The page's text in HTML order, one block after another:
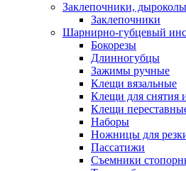
Заклепочники,
Заклепочники
Шарнирно-губцевый
Бокорезы
Длинногубцы
Зажимы ручные
Клещи вязальные
Клещи для снятия
Клещи
Наборы
Ножницы для
Пассатижи
Съемники